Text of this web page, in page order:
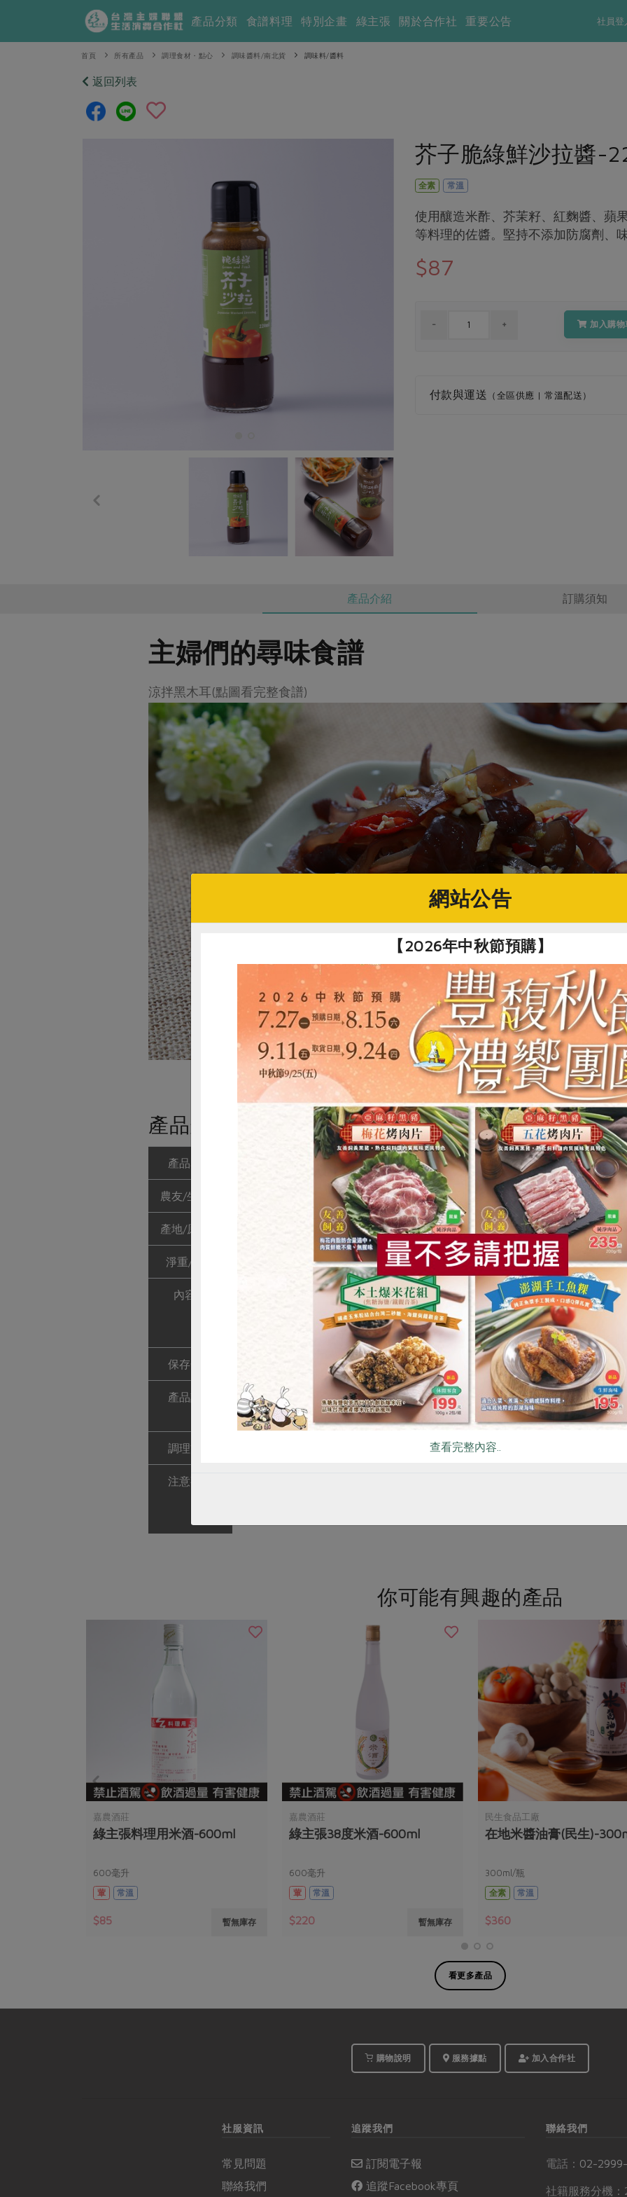
社員登
產品分類 食譜料理 特別企畫 綠主張 關於合作社 重要公告
首頁 所有產品 調理食材・點心 調味醬料/南北貨 調味料/醬料
返回列表
芥子脆綠鮮沙拉醬-
全素 常溫
使用釀造米酢、芥茉籽、紅麴醬、蘋
等料理的佐醬。堅持不添加防腐劑、
$87
加入購物
付款與運送 （全區供應 | 常溫配送）
產品介紹 訂購須知
主婦們的尋味食譜
涼拌黑木耳(點圖看完整食譜)
產品規格(*為合作社指定原料)
產品名稱 芥子脆綠鮮沙拉醬-220ml
農友/生產者
產地/原產地
淨重/數量
內容物
水、釀造醬油、甘蔗液糖、釀造酢、橄欖油、鹽、芥末籽、米霖(水、米、米
布抽出物、糊精、糖漿、鹽) 、酵母抽出物、玉米糖膠、植物性大豆水解蛋白
保存條件 常溫未開封可保存18個月
產品說明
精選自然食蔬製成，氣味清香，入口質地細滑但不油膩。可用作一般沙拉的基
變化出多重風味，滿足家庭料理多樣化口味的需求，帶領您回歸健康自然的輕
調理方式 搭配涼麵醬、燙青菜、火鍋沾醬、沙拉..等。
注意事項
你可能有興趣的產品
嘉農酒莊
綠主張料理用米酒-600ml
600毫升
葷
常溫
$85 暫無庫存
嘉農酒莊
綠主張38度米酒-600ml
600毫升
葷
常溫
$220 暫無庫存
民生食品工廠
在地米醬油膏(民生)-
300ml/瓶
全素
常溫
$360
看更多產品
購物說明 服務據點 加入合作社
社服資訊
常見問題
聯絡我們
追蹤我們
訂閱電子報
追蹤Facebook專頁
聯絡我們
電話： 02-
社籍服務分機：
惜食 RPET 食譜 減硝酸鹽 雞蛋 食安 共同
網站公告
【2026年中秋節預購】
查看完整內容..